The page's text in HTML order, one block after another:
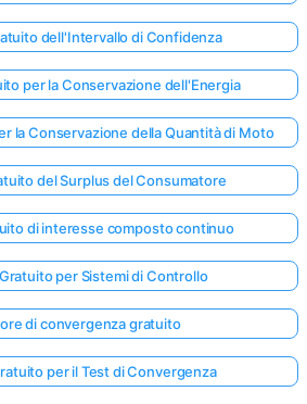
dell'Intervallo di Confidenza
per la Conservazione dell'Energia
la Conservazione della Quantità di Moto
del Surplus del Consumatore
di interesse composto continuo
per Sistemi di Controllo
di convergenza gratuito
per il Test di Convergenza